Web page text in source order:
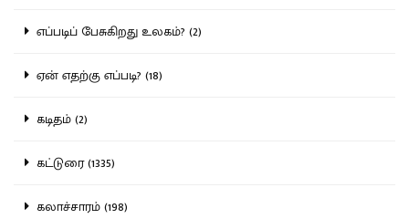
எப்படிப் பேசுகிறது உலகம்? (2)
ஏன் எதற்கு எப்படி? (18)
கடிதம் (2)
கட்டுரை (1335)
கலாச்சாரம் (198)